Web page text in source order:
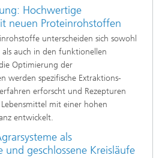
Hochwertige
neuen Proteinrohstoffen
unterscheiden sich sowohl
als auch in den funktionellen
Optimierung der
werden spezifische Extraktions-
erforscht und Rezepturen
mit einer hohen
entwickelt.
als
und geschlossene Kreisläufe